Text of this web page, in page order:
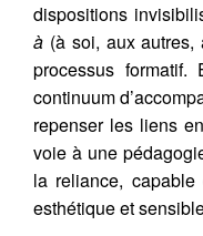
dispositions
à (à soi, aux
processus formatif.
continuum
repenser les liens
voie à une
la reliance,
esthétique et